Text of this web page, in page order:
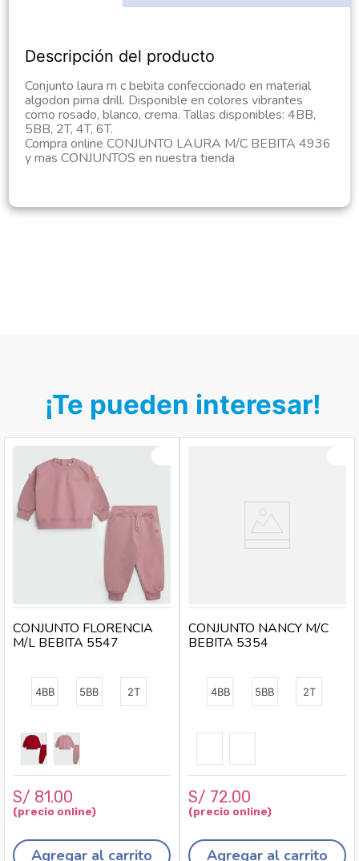
Descripción del producto
Conjunto laura m c bebita confeccionado en material
algodon pima drill. Disponible en colores vibrantes
como rosado, blanco, crema. Tallas disponibles: 4BB,
5BB, 2T, 4T, 6T.
Compra online CONJUNTO LAURA M/C BEBITA 4936
y mas CONJUNTOS en nuestra tienda
¡Te pueden interesar!
4BB 5BB 2T
CONJUNTO FLORENCIA
M/L BEBITA 5547
S/ 81.00
Agregar al carrito
4BB 5BB 2T
CONJUNTO NANCY M/C
BEBITA 5354
S/ 72.00
Agregar al carrito